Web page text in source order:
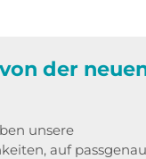
der
unsere
auf